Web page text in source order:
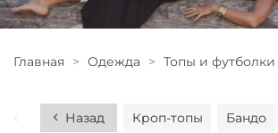
Главная Одежда Топы и футболки
Назад Кроп-топы Бандо